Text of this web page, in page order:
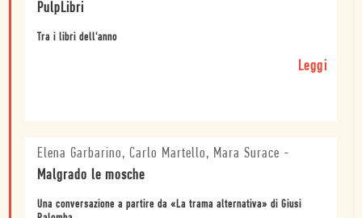
PulpLibri
Tra i libri dell'anno
Leggi
Elena Garbarino, Carlo Martello, Mara Surace -
Malgrado le mosche
Una conversazione a partire da «La trama alternativa» di Giusi